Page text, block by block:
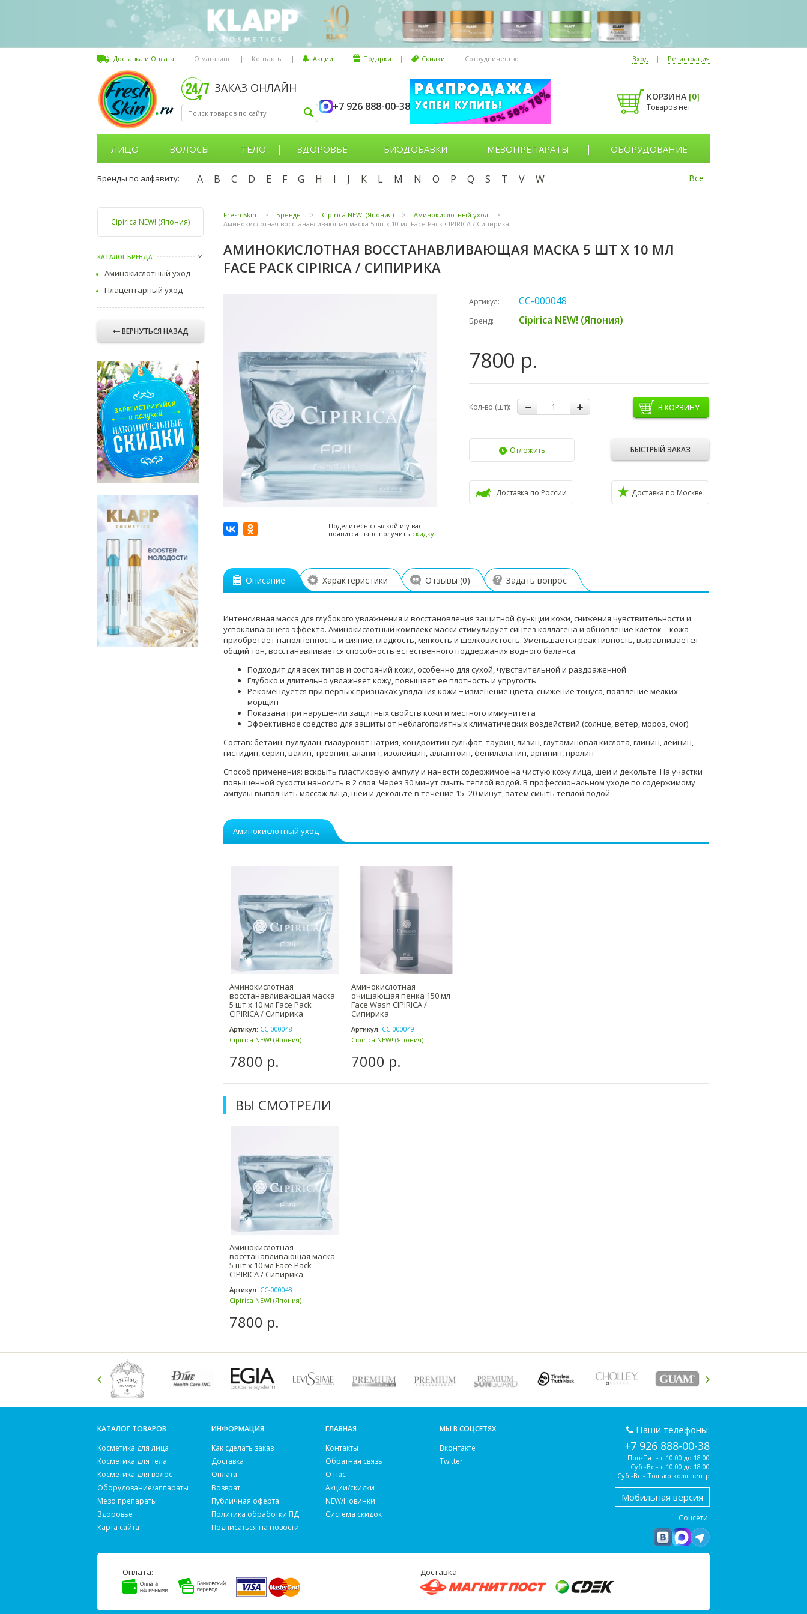
Доставка и Оплата | О магазине | Контакты | Акции | Подарки | Скидки | Сотрудничество Вход | Регистрация
ЗАКАЗ ОНЛАЙН
+7 926 888-00-38
КОРЗИНА [0]
Товаров нет
ЛИЦО ВОЛОСЫ ТЕЛО ЗДОРОВЬЕ БИОДОБАВКИ МЕЗОПРЕПАРАТЫ ОБОРУДОВАНИЕ
Бренды по алфавиту: A B C D E F G H I J K L M N O P Q S T V W Все
Cipirica NEW! (Япония)
КАТАЛОГ БРЕНДА
Аминокислотный уход
Плацентарный уход
ВЕРНУТЬСЯ НАЗАД
Fresh Skin > Бренды > Cipirica NEW! (Япония) > Аминокислотный уход
>
Аминокислотная восстанавливающая маска 5 шт х 10 мл Face Pack CIPIRICA / Сипирика
АМИНОКИСЛОТНАЯ ВОССТАНАВЛИВАЮЩАЯ МАСКА 5 ШТ Х 10 МЛ
FACE PACK CIPIRICA / СИПИРИКА
Поделитесь ссылкой и у вас
появится шанс получить скидку
Артикул: СС-000048
Бренд: Cipirica NEW! (Япония)
7800 р.
Кол-во (шт): В КОРЗИНУ
БЫСТРЫЙ ЗАКАЗ
Отложить
Доставка по России Доставка по Москве
Описание Характеристики Отзывы (0) Задать вопрос
Интенсивная маска для глубокого увлажнения и восстановления защитной функции кожи, снижения чувствительности и
успокаивающего эффекта. Аминокислотный комплекс маски стимулирует синтез коллагена и обновление клеток – кожа
приобретает наполненность и сияние, гладкость, мягкость и шелковистость. Уменьшается реактивность, выравнивается
общий тон, восстанавливается способность естественного поддержания водного баланса.
Подходит для всех типов и состояний кожи, особенно для сухой, чувствительной и раздраженной
Глубоко и длительно увлажняет кожу, повышает ее плотность и упругость
Рекомендуется при первых признаках увядания кожи − изменение цвета, снижение тонуса, появление мелких
морщин
Показана при нарушении защитных свойств кожи и местного иммунитета
Эффективное средство для защиты от неблагоприятных климатических воздействий (солнце, ветер, мороз, смог)
Состав: бетаин, пуллулан, гиалуронат натрия, хондроитин сульфат, таурин, лизин, глутаминовая кислота, глицин, лейцин,
гистидин, серин, валин, треонин, аланин, изолейцин, аллантоин, фенилаланин, аргинин, пролин
Способ применения: вскрыть пластиковую ампулу и нанести содержимое на чистую кожу лица, шеи и декольте. На участки
повышенной сухости наносить в 2 слоя. Через 30 минут смыть теплой водой. В профессиональном уходе по содержимому
ампулы выполнить массаж лица, шеи и декольте в течение 15 -20 минут, затем смыть теплой водой.
Аминокислотный уход
Аминокислотная
восстанавливающая маска
5 шт х 10 мл Face Pack
CIPIRICA / Сипирика
Артикул: СС-000048
Cipirica NEW! (Япония)
7800 р.
Аминокислотная
очищающая пенка 150 мл
Face Wash CIPIRICA /
Сипирика
Артикул: СС-000049
Cipirica NEW! (Япония)
7000 р.
ВЫ СМОТРЕЛИ
Аминокислотная
восстанавливающая маска
5 шт х 10 мл Face Pack
CIPIRICA / Сипирика
Артикул: СС-000048
Cipirica NEW! (Япония)
7800 р.
КАТАЛОГ ТОВАРОВ
Косметика для лица
Косметика для тела
Косметика для волос
Оборудование/аппараты
Мезо препараты
Здоровье
Карта сайта
ИНФОРМАЦИЯ
Как сделать заказ
Доставка
Оплата
Возврат
Публичная оферта
Политика обработки ПД
Подписаться на новости
ГЛАВНАЯ
Контакты
Обратная связь
О нас
Акции/скидки
NEW/Новинки
Система скидок
МЫ В СОЦСЕТЯХ
Вконтакте
Twitter
Наши телефоны:
+7 926 888-00-38
Пон-Пят - с 10:00 до 18:00
Суб -Вс - с 10:00 до 18:00
Суб -Вс - Только колл центр
Мобильная версия
Соцсети:
Оплата: Доставка: